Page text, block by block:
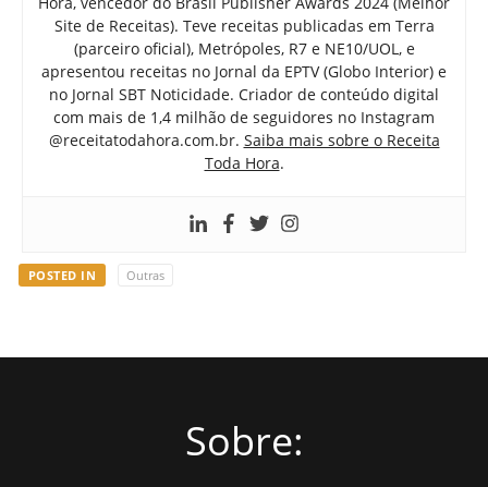
Site de Receitas). Teve receitas publicadas em Terra
(parceiro oficial), Metrópoles, R7 e NE10/UOL, e
apresentou receitas no Jornal da EPTV (Globo Interior) e
no Jornal SBT Noticidade. Criador de conteúdo digital
com mais de 1,4 milhão de seguidores no Instagram
@receitatodahora.com.br. Saiba mais sobre o Receita
Toda Hora.
POSTED IN Outras
Sobre: